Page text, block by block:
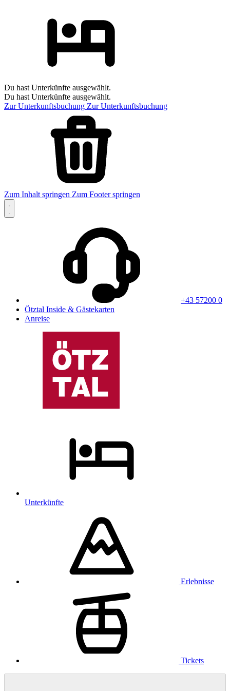
Du hast Unterkünfte ausgewählt.
Du hast Unterkünfte ausgewählt.
Zur Unterkunftsbuchung Zur Unterkunftsbuchung
Zum Inhalt springen Zum Footer springen
+43 57200 0
Ötztal Inside & Gästekarten
Anreise
Unterkünfte
Erlebnisse
Tickets